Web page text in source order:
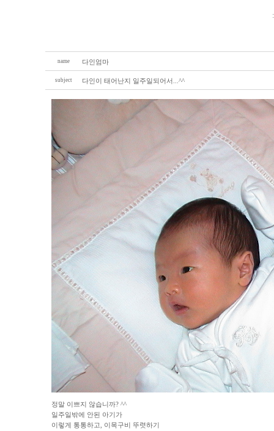
name 다인엄마
subject 다인이 태어난지 일주일되어서...^^
정말 이쁘지 않습니까? ^^
일주일밖에 안된 아기가
이렇게 통통하고, 이목구비 뚜렷하기